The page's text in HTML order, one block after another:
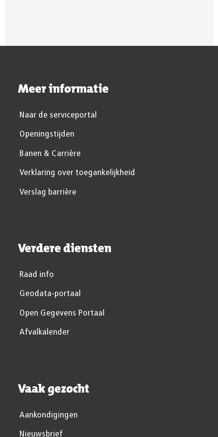
Meer informatie
Naar de serviceportal
Openingstijden
Banen & Carrière
Verklaring over toegankelijkheid
Verslag barrière
Verdere diensten
Raad info
Geodata-portaal
Open Gegevens Portaal
Afvalkalender
Vaak gezocht
Aankondigingen
Nieuwsbrief